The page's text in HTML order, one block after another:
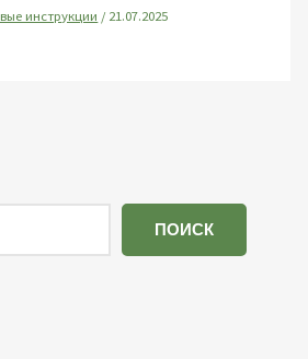
инструкции /21.07.2025
ПОИСК